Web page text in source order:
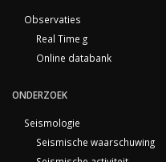
Observaties
Real Time g
Online databank
ONDERZOEK
Seismologie
Seismische waarschuwing